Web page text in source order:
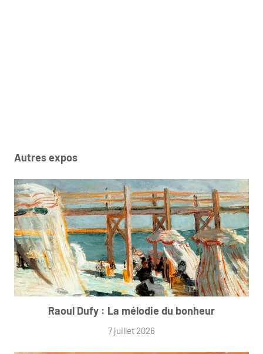
Autres expos
Raoul Dufy : La mélodie du bonheur
7 juillet 2026